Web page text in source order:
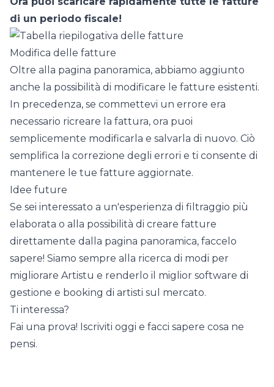
di un periodo fiscale!
Modifica delle fatture
Oltre alla pagina panoramica, abbiamo aggiunto
anche la possibilità di modificare le fatture esistenti.
In precedenza, se commettevi un errore era
necessario ricreare la fattura, ora puoi
semplicemente modificarla e salvarla di nuovo. Ciò
semplifica la correzione degli errori e ti consente di
mantenere le tue fatture aggiornate.
Idee future
Se sei interessato a un'esperienza di filtraggio più
elaborata o alla possibilità di creare fatture
direttamente dalla pagina panoramica, faccelo
sapere! Siamo sempre alla ricerca di modi per
migliorare Artistu e renderlo il miglior software di
gestione e booking di artisti sul mercato.
Ti interessa?
Fai una prova! Iscriviti oggi e facci sapere cosa ne
pensi.